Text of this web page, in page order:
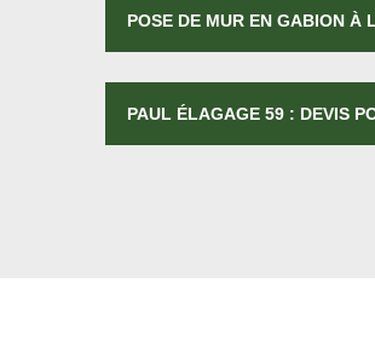
POSE DE MUR EN GABION À
PAUL ÉLAGAGE 59 : DEVIS